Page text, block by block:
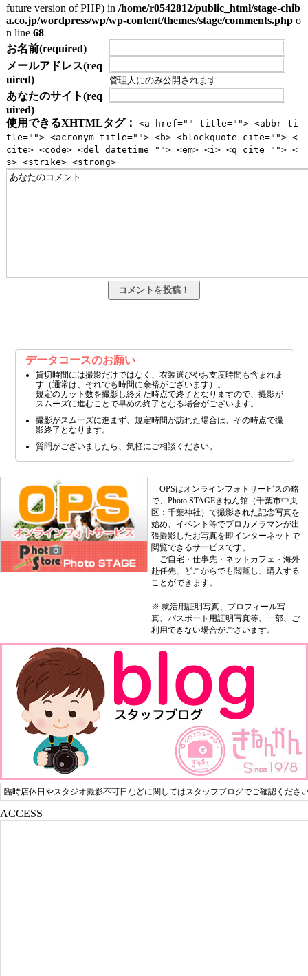
future version of PHP) in /home/r0542812/public_html/stage-chib
a.co.jp/wordpress/wp/wp-content/themes/stage/comments.phpo
n line 68
お名前(required)
メールアドレス(req
uired)
管理人にのみ公開されます
あなたのサイト(req
uired)
使用できるXHTMLタグ：
<a href="" title=""> <abbr ti
tle=""> <acronym title=""> <b> <blockquote cite=""> <
cite> <code> <del datetime=""> <em> <i> <q cite=""> <
s> <strike> <strong>
データコースのお願い
貸切時間には撮影だけではなく、衣装選びやお支度時間も含まれま
す（通常は、それでも時間に余裕がございます）。
規定のカット数を撮影し終えた時点で終了となりますので、撮影が
スムーズに進むことで早めの終了となる場合がございます。
撮影がスムーズに進まず、規定時間が訪れた場合は、その時点で撮
影終了となります。
質問がございましたら、気軽にご相談ください。
OPSはオンラインフォトサービスの略
で、Photo STAGEきねん館（千葉市中央
区：千葉神社）で撮影された記念写真を
始め、イベント等でプロカメラマンが出
張撮影したお写真を即インターネットで
閲覧できるサービスです。
ご自宅・仕事先・ネットカフェ・海外
赴任先、どこからでも閲覧し、購入する
ことができます。
※ 就活用証明写真、プロフィール写
真、パスポート用証明写真等、一部、ご
利用できない場合がございます。
臨時店休日やスタジオ撮影不可日などに関してはスタッフブログでご確認くださ
ACCESS